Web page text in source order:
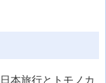
本旅行とトモノカ